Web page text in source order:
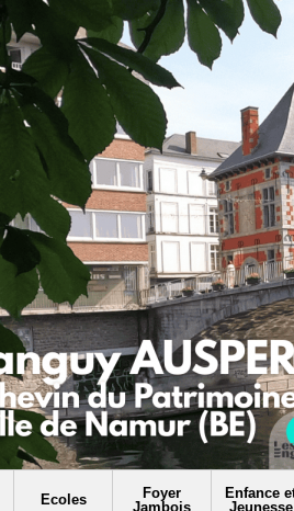
Ecoles
Foyer
Jambois
Enfance
Jeunesse